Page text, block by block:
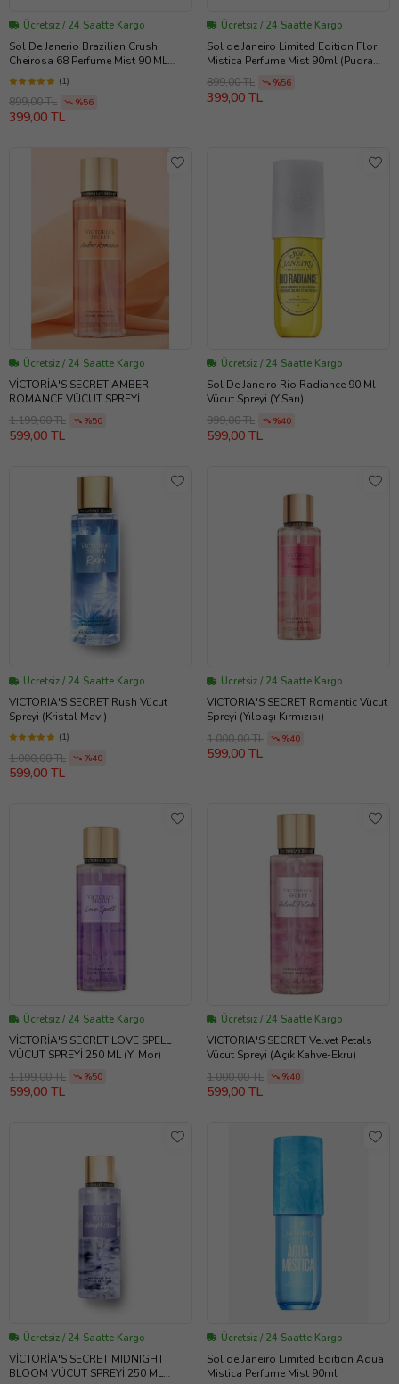
Ücretsiz / 24 Saatte Kargo
Sol De Janerio Brazilian Crush
Cheirosa 68 Perfume Mist 90 ML
(Pudra Pembe)
(1)
899,00 TL %56
399,00 TL
Ücretsiz / 24 Saatte Kargo
Sol de Janeiro Limited Edition Flor
Mistica Perfume Mist 90ml (Pudra
Pembe)
899,00 TL %56
399,00 TL
Ücretsiz / 24 Saatte Kargo
VİCTORİA'S SECRET AMBER
ROMANCE VÜCUT SPREYİ
(Kahverengi-Beyaz)
1.199,00 TL %50
599,00 TL
Ücretsiz / 24 Saatte Kargo
Sol De Janeiro Rio Radiance 90 Ml
Vücut Spreyi (Y.Sarı)
999,00 TL
%40
599,00 TL
Ücretsiz / 24 Saatte Kargo
VICTORIA'S SECRET Rush Vücut
Spreyi (Kristal Mavi)
(1)
1.000,00 TL %40
599,00 TL
Ücretsiz / 24 Saatte Kargo
VICTORIA'S SECRET Romantic Vücut
Spreyi (Yılbaşı Kırmızısı)
1.000,00 TL
%40
599,00 TL
Ücretsiz / 24 Saatte Kargo
VİCTORİA'S SECRET LOVE SPELL
VÜCUT SPREYİ 250 ML (Y. Mor)
1.199,00 TL
%50
599,00 TL
Ücretsiz / 24 Saatte Kargo
VICTORIA'S SECRET Velvet Petals
Vücut Spreyi (Açık Kahve-Ekru)
1.000,00 TL
%40
599,00 TL
Ücretsiz / 24 Saatte Kargo
VİCTORİA'S SECRET MIDNIGHT
BLOOM VÜCUT SPREYİ 250 ML
Ücretsiz / 24 Saatte Kargo
Sol de Janeiro Limited Edition Aqua
Mistica Perfume Mist 90ml